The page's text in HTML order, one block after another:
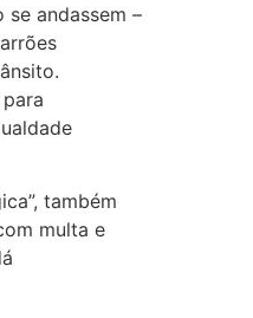
se andassem –
também
multa e